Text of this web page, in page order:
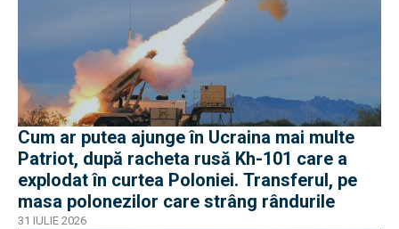
Cum ar putea ajunge în Ucraina mai multe
Patriot, după racheta rusă Kh-101 care a
explodat în curtea Poloniei. Transferul, pe
masa polonezilor care strâng rândurile
31 IULIE 2026